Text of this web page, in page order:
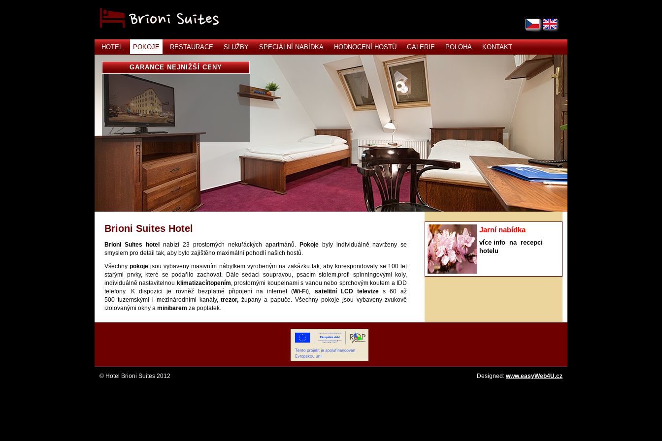
GARANCE NEJNIŽŠÍ CENY
HOTEL POKOJE RESTAURACE SLUŽBY SPECIÁLNÍ NABÍDKA HODNOCENÍ HOSTŮ GALERIE POLOHA KONTAKT
Brioni Suites Hotel
Brioni Suites hotel nabízí 23 prostorných nekuřáckých apartmánů. Pokojebyly individuálně navrženy se
smyslem pro detail tak, aby bylo zajištěno maximální pohodlí našich hostů.
Všechnypokoje jsou vybaveny masivním nábytkem vyrobeným na zakázku tak, aby korespondovaly se 100 let
starými prvky, které se podařilo zachovat. Dále sedací soupravou, psacím stolem,profi spinningovými koly,
individuálně nastavitelnou klimatizací/topením, prostornými koupelnami s vanou nebo sprchovým koutem a IDD
telefony .K dispozici je rovněž bezplatné připojení na internet (Wi-Fi), satelitní LCD televizes 60 až
500 tuzemskými i mezinárodními kanály,trezor,župany a papuče. Všechny pokoje jsou vybaveny zvukově
izolovanými okny a minibarem za poplatek.
Jarní nabídka
více info na recepci
hotelu
© Hotel Brioni Suites 2012 Designed: www.easyWeb4U.cz